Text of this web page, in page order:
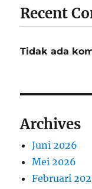
Recent
Tidak ada
Archives
Juni 2026
Mei 2026
Februari